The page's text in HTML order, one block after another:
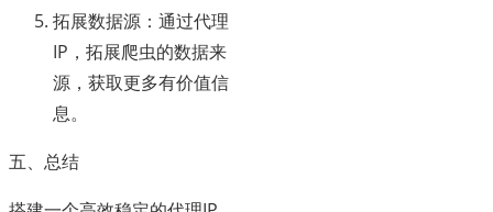
拓展数据源：通过代理
IP，拓展爬虫的数据来
源，获取更多有价值信
息。
五、总结